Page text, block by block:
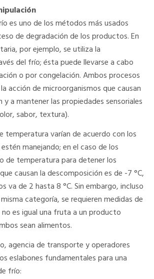
es uno de los métodos más usados
de degradación de los productos. En
por ejemplo, se utiliza la
del frío; ésta puede llevarse a cabo
o por congelación. Ambos procesos
acción de microorganismos que causan
a mantener las propiedades sensoriales
sabor, textura).
temperatura varían de acuerdo con los
manejando; en el caso de los
de temperatura para detener los
causan la descomposición es de -7 °C,
va de 2 hasta 8 °C. Sin embargo, incluso
categoría, se requieren medidas de
es igual una fruta a un producto
sean alimentos.
agencia de transporte y operadores
eslabones fundamentales para una
frío: